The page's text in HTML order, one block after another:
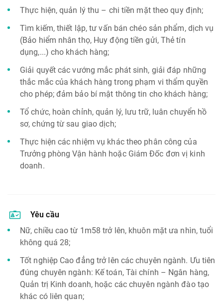
Thực hiện, quản lý thu – chi tiền mặt theo quy định;
Tìm kiếm, thiết lập, tư vấn bán chéo sản phẩm, dịch vụ
(Bảo hiểm nhân thọ, Huy động tiền gửi, Thẻ tín
dụng,...) cho khách hàng;
Giải quyết các vướng mắc phát sinh, giải đáp những
thắc mắc của khách hàng trong phạm vi thẩm quyền
cho phép; đảm bảo bí mật thông tin cho khách hàng;
Tổ chức, hoàn chỉnh, quản lý, lưu trữ, luân chuyển hồ
sơ, chứng từ sau giao dịch;
Thực hiện các nhiệm vụ khác theo phân công của
Trưởng phòng Vận hành hoặc Giám Đốc đơn vị kinh
doanh.
Yêu cầu
Nữ, chiều cao từ 1m58 trở lên, khuôn mặt ưa nhìn, tuổi
không quá 28;
Tốt nghiệp Cao đẳng trở lên các chuyên ngành. Ưu tiên
đúng chuyên ngành: Kế toán, Tài chính – Ngân hàng,
Quản trị Kinh doanh, hoặc các chuyên ngành đào tạo
khác có liên quan;